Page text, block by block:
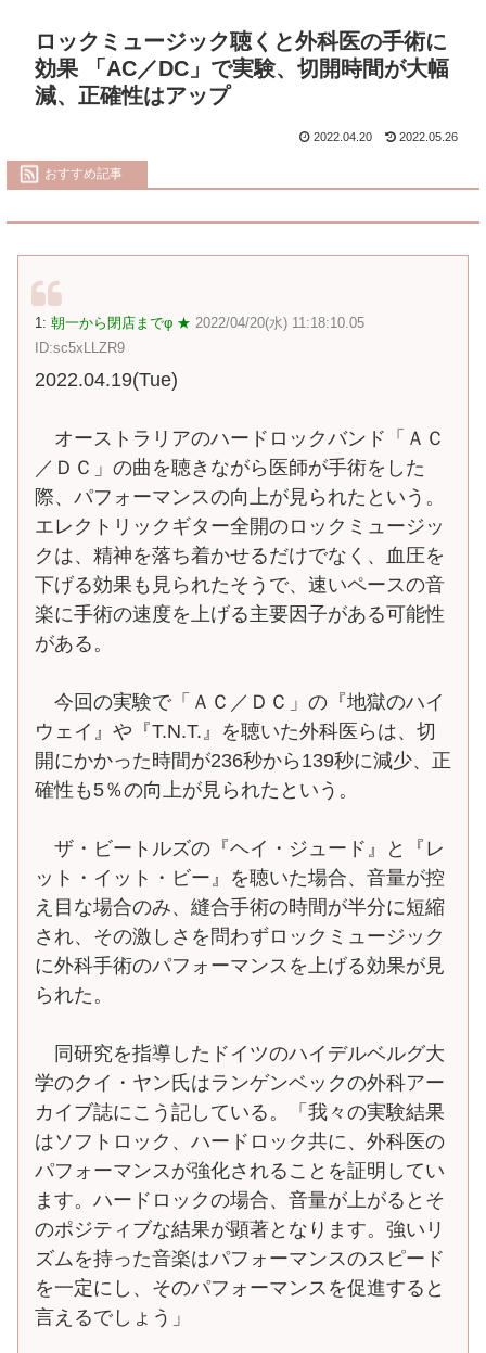
ロックミュージック聴くと外科医の手術に
効果 「AC／DC」で実験、切開時間が大幅
減、正確性はアップ
2022.04.20 2022.05.26
おすすめ記事
1: 朝一から閉店までφ ★ 2022/04/20(水) 11:18:10.05
ID:sc5xLLZR9
2022.04.19(Tue)
オーストラリアのハードロックバンド「ＡＣ
／ＤＣ」の曲を聴きながら医師が手術をした
際、パフォーマンスの向上が見られたという。
エレクトリックギター全開のロックミュージッ
クは、精神を落ち着かせるだけでなく、血圧を
下げる効果も見られたそうで、速いペースの音
楽に手術の速度を上げる主要因子がある可能性
がある。
今回の実験で「ＡＣ／ＤＣ」の『地獄のハイ
ウェイ』や『T.N.T.』を聴いた外科医らは、切
開にかかった時間が236秒から139秒に減少、正
確性も5％の向上が見られたという。
ザ・ビートルズの『ヘイ・ジュード』と『レ
ット・イット・ビー』を聴いた場合、音量が控
え目な場合のみ、縫合手術の時間が半分に短縮
され、その激しさを問わずロックミュージック
に外科手術のパフォーマンスを上げる効果が見
られた。
同研究を指導したドイツのハイデルベルグ大
学のクイ・ヤン氏はランゲンベックの外科アー
カイブ誌にこう記している。「我々の実験結果
はソフトロック、ハードロック共に、外科医の
パフォーマンスが強化されることを証明してい
ます。ハードロックの場合、音量が上がるとそ
のポジティブな結果が顕著となります。強いリ
ズムを持った音楽はパフォーマンスのスピード
を一定にし、そのパフォーマンスを促進すると
言えるでしょう」